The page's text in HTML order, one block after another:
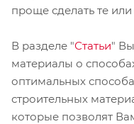
проще сделать те
В разделе "Статьи"
материалы о
оптимальных
строительных
которые позволят